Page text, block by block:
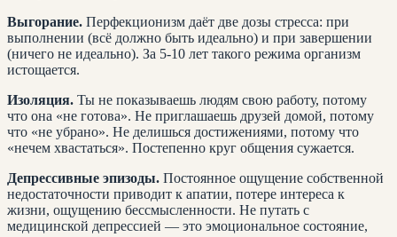
Выгорание. Перфекционизм даёт две дозы стресса: при
выполнении (всё должно быть идеально) и при завершении
(ничего не идеально). За 5-10 лет такого режима организм
истощается.
Изоляция. Ты не показываешь людям свою работу, потому
что она «не готова». Не приглашаешь друзей домой, потому
что «не убрано». Не делишься достижениями, потому что
«нечем хвастаться». Постепенно круг общения сужается.
Депрессивные эпизоды. Постоянное ощущение собственной
недостаточности приводит к апатии, потере интереса к
жизни, ощущению бессмысленности. Не путать с
медицинской депрессией — это эмоциональное состояние,